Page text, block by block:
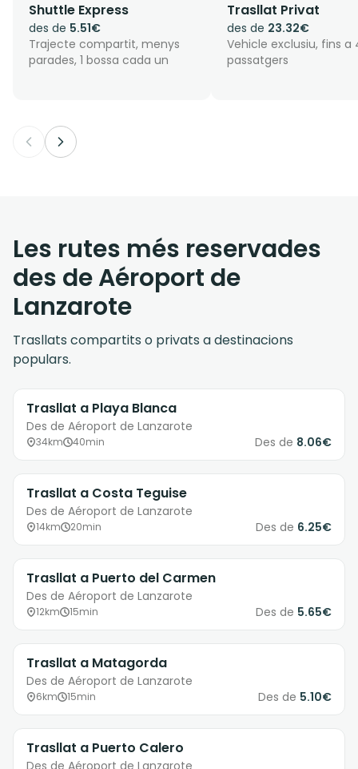
Shuttle Express
des de 5.51€
Trajecte compartit, menys
parades, 1 bossa cada un
Trasllat Privat
des de 23.32€
Vehicle exclusiu, fins a
passatgers
Les rutes més reservades
des de Aéroport de
Lanzarote
Trasllats compartits o privats a destinacions
populars.
Trasllat a Playa Blanca
Des de Aéroport de Lanzarote
34km 40min Des de 8.06€
Trasllat a Costa Teguise
Des de Aéroport de Lanzarote
14km 20min Des de 6.25€
Trasllat a Puerto del Carmen
Des de Aéroport de Lanzarote
12km 15min Des de 5.65€
Trasllat a Matagorda
Des de Aéroport de Lanzarote
6km 15min Des de 5.10€
Trasllat a Puerto Calero